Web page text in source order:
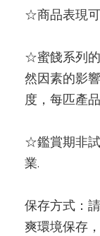
☆商品表現可
☆蜜餞系列
然因素的影
度，每匹產
☆鑑賞期非
業.
保存方式：
爽環境保存